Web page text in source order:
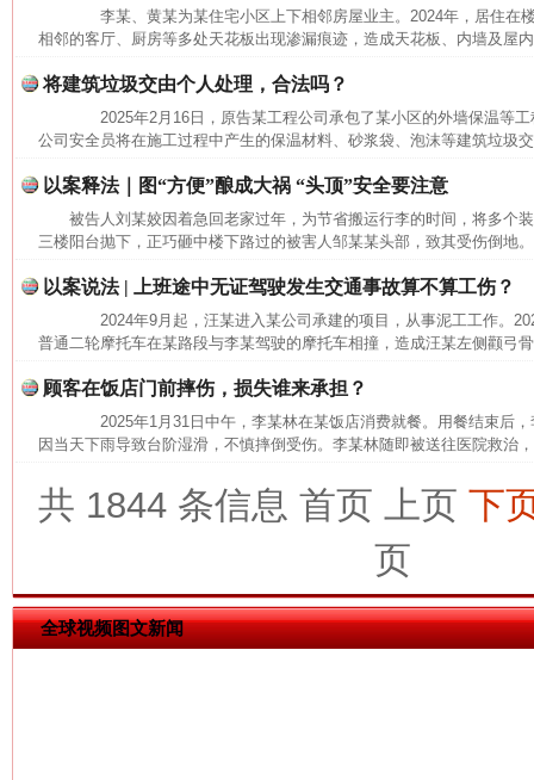
李某、黄某为某住宅小区上下相邻房屋业主。2024年，居住在
相邻的客厅、厨房等多处天花板出现渗漏痕迹，造成天花板、内墙及屋
将建筑垃圾交由个人处理，合法吗？
2025年2月16日，原告某工程公司承包了某小区的外墙保温等工
公司安全员将在施工过程中产生的保温材料、砂浆袋、泡沫等建筑垃圾
以案释法｜图“方便”酿成大祸 “头顶”安全要注意
被告人刘某姣因着急回老家过年，为节省搬运行李的时间，将多个
三楼阳台抛下，正巧砸中楼下路过的被害人邹某某头部，致其受伤倒地
以案说法 | 上班途中无证驾驶发生交通事故算不算工伤？
2024年9月起，汪某进入某公司承建的项目，从事泥工工作。
普通二轮摩托车在某路段与李某驾驶的摩托车相撞，造成汪某左侧颧弓
顾客在饭店门前摔伤，损失谁来承担？
2025年1月31日中午，李某林在某饭店消费就餐。用餐结束后，
因当天下雨导致台阶湿滑，不慎摔倒受伤。李某林随即被送往医院救治
共 1844 条信息 首页 上页 下
页
全球视频图文新闻
这是一记警钟！ 谢